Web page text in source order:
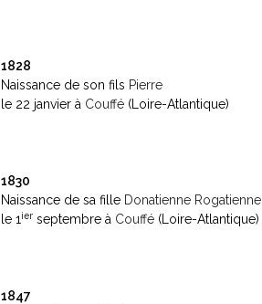
1828
Naissance de son fils Pierre
le 22 janvier à Couffé (Loire-Atlantique)
1830
Naissance de sa fille Donatienne Rogatienne
le 1 ier septembre à Couffé (Loire-Atlantique)
1847